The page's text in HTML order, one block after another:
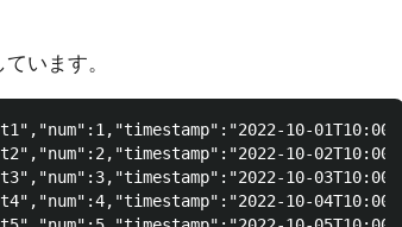
います。
10-
10-
10-
10-